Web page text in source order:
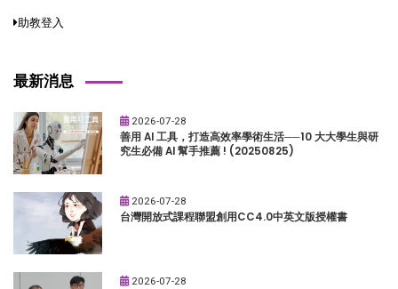
助教登入
最新消息
2026-07-28
善用 AI 工具，打造高效率學術生活──10 大大學生與研
究生必備 AI 幫手推薦 ! (20250825)
2026-07-28
台灣開放式課程聯盟創用CC4.0中英文版授權書
2026-07-28